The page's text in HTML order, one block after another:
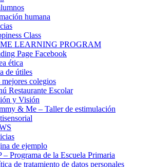
humana
Class
LEARNING PROGRAM
Page Facebook
ética
de útiles
colegios
Restaurante Escolar
y Visión
& Me – Taller de estimulación
de ejemplo
– Programa de la Escuela Primaria
de tratamiento de datos personales